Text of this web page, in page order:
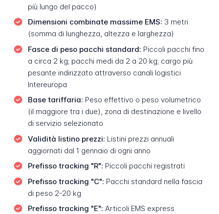
più lungo del pacco)
Dimensioni combinate massime EMS: 3 metri
(somma di lunghezza, altezza e larghezza)
Fasce di peso pacchi standard: Piccoli pacchi fino
a circa 2 kg; pacchi medi da 2 a 20 kg; cargo più
pesante indirizzato attraverso canali logistici
Intereuropa
Base tariffaria: Peso effettivo o peso volumetrico
(il maggiore tra i due), zona di destinazione e livello
di servizio selezionato
Validità listino prezzi: Listini prezzi annuali
aggiornati dal 1 gennaio di ogni anno
Prefisso tracking "R": Piccoli pacchi registrati
Prefisso tracking "C": Pacchi standard nella fascia
di peso 2-20 kg
Prefisso tracking "E": Articoli EMS express